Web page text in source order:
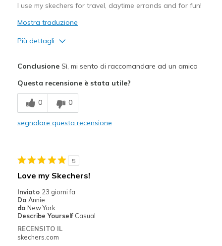
Sizing
Feels true to size
View On Shoes
I use my skechers for travel, daytime errands and for fun!
Mostra traduzione
Più dettagli
Breathe Well
Comfortable
Going Out
ConclusioneSì, mi sento di raccomandare ad un amico
Questa recensione è stata utile?
0 0
segnalare questa recensione
5
Love my Skechers!
Inviato 23 giorni fa
Da Annie
da New York
Describe Yourself Casual
RECENSITO IL
skechers.com